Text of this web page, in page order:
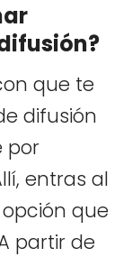
que te
difusión
por
entras al
que
partir de